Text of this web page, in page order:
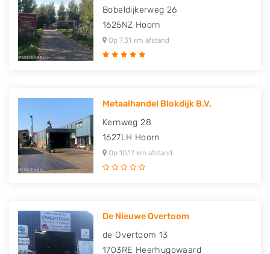
Bobeldijkerweg 26
1625NZ Hoorn
Op 7,31 km afstand
Metaalhandel Blokdijk B.V.
Kernweg 28
1627LH Hoorn
Op 10,17 km afstand
De Nieuwe Overtoom
de Overtoom 13
1703RE Heerhugowaard